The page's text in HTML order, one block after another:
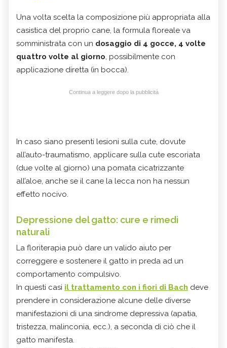
Una volta scelta la composizione più appropriata alla
casistica del proprio cane, la formula floreale va
somministrata con un dosaggio di 4 gocce, 4 volte
quattro volte al giorno, possibilmente con
applicazione diretta (in bocca).
Continua a leggere dopo la pubblicità
In caso siano presenti lesioni sulla cute, dovute
all’auto-traumatismo, applicare sulla cute escoriata
(due volte al giorno) una pomata cicatrizzante
all’aloe, anche se il cane la lecca non ha nessun
effetto nocivo.
Depressione del gatto: cure e rimedi
naturali
La floriterapia può dare un valido aiuto per
correggere e sostenere il gatto in preda ad un
comportamento compulsivo.
In questi casi il trattamento con i fiori di Bach deve
prendere in considerazione alcune delle diverse
manifestazioni di una sindrome depressiva (apatia,
tristezza, malinconia, ecc.), a seconda di ciò che il
gatto manifesta.